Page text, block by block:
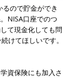
るので貯金ができ
NISA口座でのつ
て現金化しても問
けてほしいです。
資保険にも加入さ